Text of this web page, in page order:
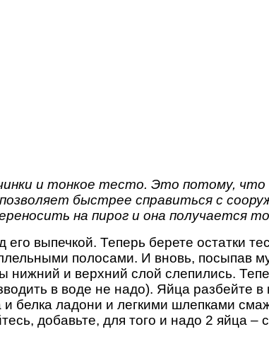
и тонкое тесто. Это потому,
быстрее справиться с
на пирог и она получается
выпечкой. Теперь берете остатки
полосами. И вновь, посыпав
нижний и верхний слой слепились.
в воде не надо). Яйца
белка ладони и легкими шлепками
добавьте, для того и надо 2 яйца –